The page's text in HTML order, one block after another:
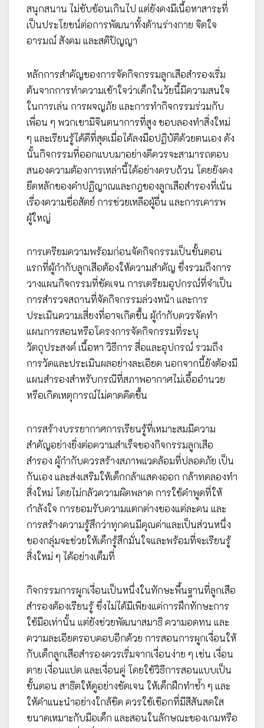
สนุกสนาน ไม่ซับซ้อนเกินไป แต่ยังคงมีเนื้อหาสาระที่
เป็นประโยชน์ต่อการพัฒนาทั้งด้านร่างกาย จิตใจ
อารมณ์ สังคม และสติปัญญา
หลักการสำคัญของการจัดกิจกรรมลูกเสือสำรองเริ่ม
ต้นจากการทำความเข้าใจว่าเด็กในวัยนี้มีความสนใจ
ในการเล่น การผจญภัย และการทำกิจกรรมร่วมกับ
เพื่อน ๆ พวกเขามีจินตนาการที่สูง ชอบลองทำสิ่งใหม่
ๆ และเรียนรู้ได้ดีที่สุดเมื่อได้ลงมือปฏิบัติด้วยตนเอง ดัง
นั้นกิจกรรมที่ออกแบบมาอย่างดีควรจะสามารถตอบ
สนองความต้องการเหล่านี้ได้อย่างครบถ้วน โดยยังคง
ยึดหลักของคำปฏิญาณและกฎของลูกเสือสำรองที่เน้น
เรื่องความซื่อสัตย์ การช่วยเหลือผู้อื่น และการเคารพ
ผู้ใหญ่
การเตรียมความพร้อมก่อนจัดกิจกรรมเป็นขั้นตอน
แรกที่ผู้กำกับลูกเสือต้องให้ความสำคัญ ซึ่งรวมถึงการ
วางแผนกิจกรรมที่ชัดเจน การเตรียมอุปกรณ์ที่จำเป็น
การสำรวจสถานที่จัดกิจกรรมล่วงหน้า และการ
ประเมินความเสี่ยงที่อาจเกิดขึ้น ผู้กำกับควรจัดทำ
แผนการสอนหรือโครงการจัดกิจกรรมที่ระบุ
วัตถุประสงค์ เนื้อหา วิธีการ สื่อและอุปกรณ์ รวมถึง
การวัดและประเมินผลอย่างละเอียด นอกจากนี้ยังต้องมี
แผนสำรองสำหรับกรณีที่สภาพอากาศไม่เอื้ออำนวย
หรือเกิดเหตุการณ์ไม่คาดคิดขึ้น
การสร้างบรรยากาศการเรียนรู้ที่เหมาะสมมีความ
สำคัญอย่างยิ่งต่อความสำเร็จของกิจกรรมลูกเสือ
สำรอง ผู้กำกับควรสร้างสภาพแวดล้อมที่ปลอดภัย เป็น
กันเอง และส่งเสริมให้เด็กกล้าแสดงออก กล้าทดลองทำ
สิ่งใหม่ โดยไม่กลัวความผิดพลาด การใช้คำพูดที่ให้
กำลังใจ การยอมรับความแตกต่างของแต่ละคน และ
การสร้างความรู้สึกว่าทุกคนมีคุณค่าและเป็นส่วนหนึ่ง
ของกลุ่มจะช่วยให้เด็กรู้สึกมั่นใจและพร้อมที่จะเรียนรู้
สิ่งใหม่ ๆ ได้อย่างเต็มที่
กิจกรรมการผูกเงื่อนเป็นหนึ่งในทักษะพื้นฐานที่ลูกเสือ
สำรองต้องเรียนรู้ ซึ่งไม่ได้มีเพียงแค่การฝึกทักษะการ
ใช้มือเท่านั้น แต่ยังช่วยพัฒนาสมาธิ ความอดทน และ
ความละเอียดรอบคอบอีกด้วย การสอนการผูกเงื่อนให้
กับเด็กลูกเสือสำรองควรเริ่มจากเงื่อนง่าย ๆ เช่น เงื่อน
ตาย เงื่อนแปด และเงื่อนคู่ โดยใช้วิธีการสอนแบบเป็น
ขั้นตอน สาธิตให้ดูอย่างชัดเจน ให้เด็กฝึกทำซ้ำ ๆ และ
ให้คำแนะนำอย่างใกล้ชิด ควรใช้เชือกที่มีสีสันสดใส
ขนาดเหมาะกับมือเด็ก และสอนในลักษณะของเกมหรือ